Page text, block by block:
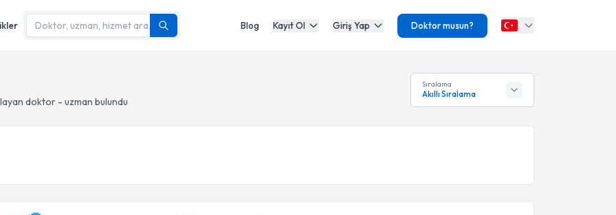
Blog Kayıt Ol Giriş Yap Doktor musun?
doktor - uzman bulundu
Sıralama
Akıllı Sıralama